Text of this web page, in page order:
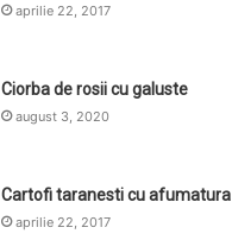
aprilie 22, 2017
Ciorba de rosii cu galuste
august 3, 2020
Cartofi taranesti cu afumatura
aprilie 22, 2017